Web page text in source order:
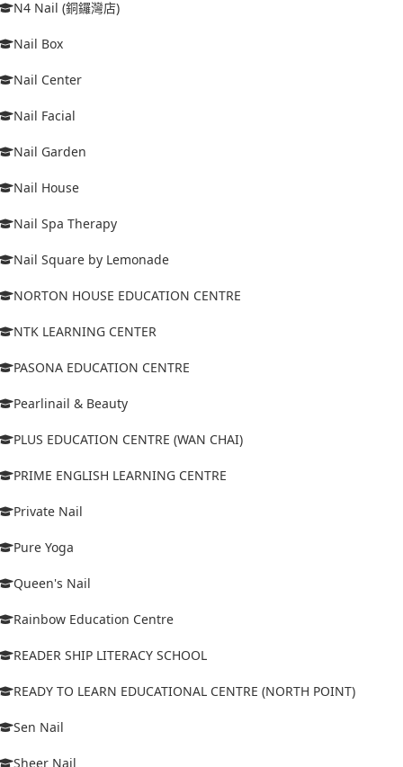
N4 Nail (銅鑼灣店)
Nail Box
Nail Center
Nail Facial
Nail Garden
Nail House
Nail Spa Therapy
Nail Square by Lemonade
NORTON HOUSE EDUCATION CENTRE
NTK LEARNING CENTER
PASONA EDUCATION CENTRE
Pearlinail & Beauty
PLUS EDUCATION CENTRE (WAN CHAI)
PRIME ENGLISH LEARNING CENTRE
Private Nail
Pure Yoga
Queen's Nail
Rainbow Education Centre
READER SHIP LITERACY SCHOOL
READY TO LEARN EDUCATIONAL CENTRE (NORTH POINT)
Sen Nail
Sheer Nail